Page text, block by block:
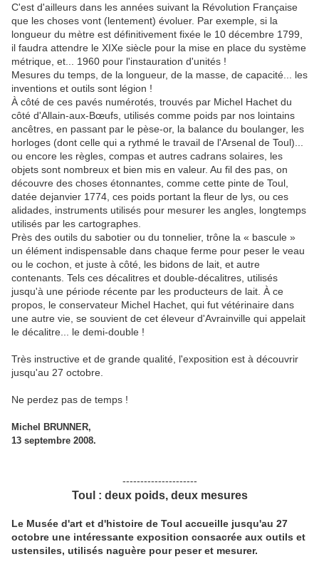
C'est d'ailleurs dans les années suivant la Révolution Française
que les choses vont (lentement) évoluer. Par exemple, si la
longueur du mètre est définitivement fixée le 10 décembre 1799,
il faudra attendre le XIXe siècle pour la mise en place du système
métrique, et... 1960 pour l'instauration d'unités !
Mesures du temps, de la longueur, de la masse, de capacité... les
inventions et outils sont légion !
À côté de ces pavés numérotés, trouvés par Michel Hachet du
côté d'Allain-aux-Bœufs, utilisés comme poids par nos lointains
ancêtres, en passant par le pèse-or, la balance du boulanger, les
horloges (dont celle qui a rythmé le travail de l'Arsenal de Toul)...
ou encore les règles, compas et autres cadrans solaires, les
objets sont nombreux et bien mis en valeur. Au fil des pas, on
découvre des choses étonnantes, comme cette pinte de Toul,
datée dejanvier 1774, ces poids portant la fleur de lys, ou ces
alidades, instruments utilisés pour mesurer les angles, longtemps
utilisés par les cartographes.
Près des outils du sabotier ou du tonnelier, trône la « bascule »
un élément indispensable dans chaque ferme pour peser le veau
ou le cochon, et juste à côté, les bidons de lait, et autre
contenants. Tels ces décalitres et double-décalitres, utilisés
jusqu'à une période récente par les producteurs de lait. À ce
propos, le conservateur Michel Hachet, qui fut vétérinaire dans
une autre vie, se souvient de cet éleveur d'Avrainville qui appelait
le décalitre... le demi-double !
Très instructive et de grande qualité, l'exposition est à découvrir
jusqu'au 27 octobre.
Ne perdez pas de temps !
Michel BRUNNER,
13 septembre 2008.
---------------------
Toul : deux poids, deux mesures
Le Musée d'art et d'histoire de Toul accueille jusqu'au 27
octobre une intéressante exposition consacrée aux outils et
ustensiles, utilisés naguère pour peser et mesurer.